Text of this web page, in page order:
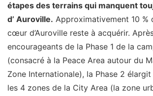
étapes des terrains qui manquent
d’ Auroville. Approximativement 10 %
cœur d’Auroville reste à acquérir.
encourageants de la Phase 1 de la
(consacré à la Peace Area autour du
Zone Internationale), la Phase 2
les 4 zones de la City Area (la zone